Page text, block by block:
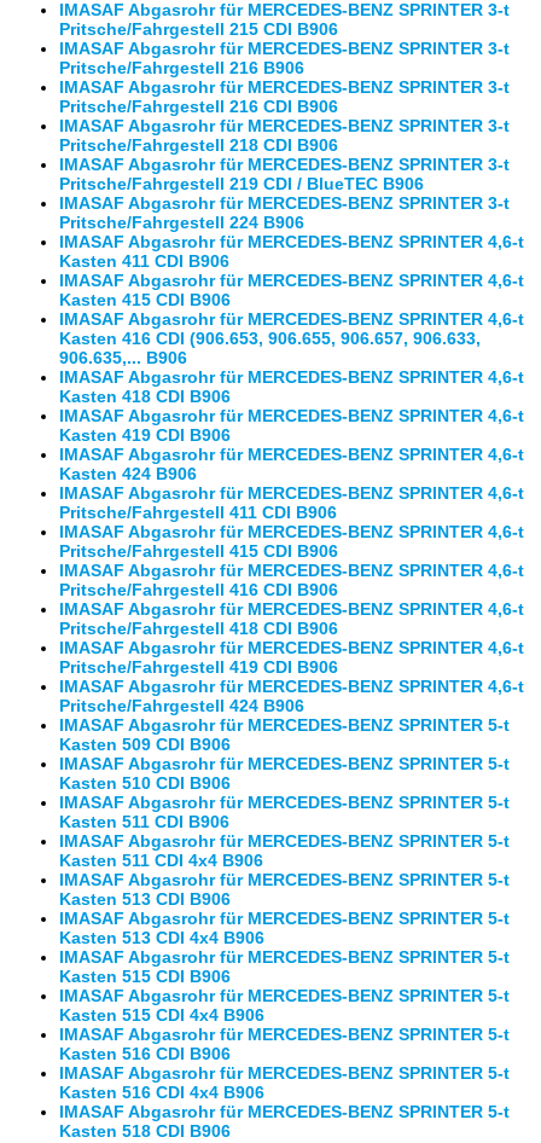
IMASAF Abgasrohr für MERCEDES-BENZ SPRINTER 3-t
Pritsche/Fahrgestell 215 CDI B906
IMASAF Abgasrohr für MERCEDES-BENZ SPRINTER 3-t
Pritsche/Fahrgestell 216 B906
IMASAF Abgasrohr für MERCEDES-BENZ SPRINTER 3-t
Pritsche/Fahrgestell 216 CDI B906
IMASAF Abgasrohr für MERCEDES-BENZ SPRINTER 3-t
Pritsche/Fahrgestell 218 CDI B906
IMASAF Abgasrohr für MERCEDES-BENZ SPRINTER 3-t
Pritsche/Fahrgestell 219 CDI / BlueTEC B906
IMASAF Abgasrohr für MERCEDES-BENZ SPRINTER 3-t
Pritsche/Fahrgestell 224 B906
IMASAF Abgasrohr für MERCEDES-BENZ SPRINTER 4,6-t
Kasten 411 CDI B906
IMASAF Abgasrohr für MERCEDES-BENZ SPRINTER 4,6-t
Kasten 415 CDI B906
IMASAF Abgasrohr für MERCEDES-BENZ SPRINTER 4,6-t
Kasten 416 CDI (906.653, 906.655, 906.657, 906.633,
906.635,... B906
IMASAF Abgasrohr für MERCEDES-BENZ SPRINTER 4,6-t
Kasten 418 CDI B906
IMASAF Abgasrohr für MERCEDES-BENZ SPRINTER 4,6-t
Kasten 419 CDI B906
IMASAF Abgasrohr für MERCEDES-BENZ SPRINTER 4,6-t
Kasten 424 B906
IMASAF Abgasrohr für MERCEDES-BENZ SPRINTER 4,6-t
Pritsche/Fahrgestell 411 CDI B906
IMASAF Abgasrohr für MERCEDES-BENZ SPRINTER 4,6-t
Pritsche/Fahrgestell 415 CDI B906
IMASAF Abgasrohr für MERCEDES-BENZ SPRINTER 4,6-t
Pritsche/Fahrgestell 416 CDI B906
IMASAF Abgasrohr für MERCEDES-BENZ SPRINTER 4,6-t
Pritsche/Fahrgestell 418 CDI B906
IMASAF Abgasrohr für MERCEDES-BENZ SPRINTER 4,6-t
Pritsche/Fahrgestell 419 CDI B906
IMASAF Abgasrohr für MERCEDES-BENZ SPRINTER 4,6-t
Pritsche/Fahrgestell 424 B906
IMASAF Abgasrohr für MERCEDES-BENZ SPRINTER 5-t
Kasten 509 CDI B906
IMASAF Abgasrohr für MERCEDES-BENZ SPRINTER 5-t
Kasten 510 CDI B906
IMASAF Abgasrohr für MERCEDES-BENZ SPRINTER 5-t
Kasten 511 CDI B906
IMASAF Abgasrohr für MERCEDES-BENZ SPRINTER 5-t
Kasten 511 CDI 4x4 B906
IMASAF Abgasrohr für MERCEDES-BENZ SPRINTER 5-t
Kasten 513 CDI B906
IMASAF Abgasrohr für MERCEDES-BENZ SPRINTER 5-t
Kasten 513 CDI 4x4 B906
IMASAF Abgasrohr für MERCEDES-BENZ SPRINTER 5-t
Kasten 515 CDI B906
IMASAF Abgasrohr für MERCEDES-BENZ SPRINTER 5-t
Kasten 515 CDI 4x4 B906
IMASAF Abgasrohr für MERCEDES-BENZ SPRINTER 5-t
Kasten 516 CDI B906
IMASAF Abgasrohr für MERCEDES-BENZ SPRINTER 5-t
Kasten 516 CDI 4x4 B906
IMASAF Abgasrohr für MERCEDES-BENZ SPRINTER 5-t
Kasten 518 CDI B906